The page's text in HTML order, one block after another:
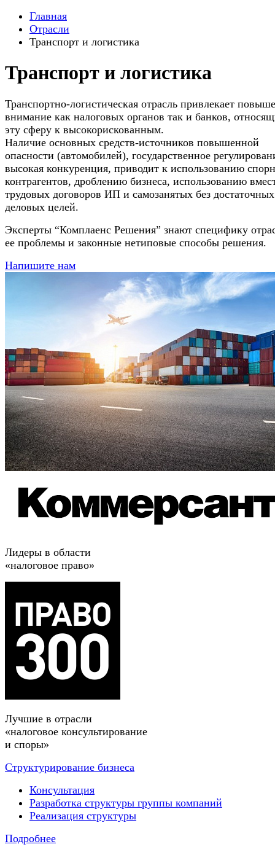
Главная
Отрасли
Транспорт и логистика
Транспорт и логистика
Транспортно-логистическая отрасль привлекает
внимание как налоговых органов так и банков,
эту сферу к высокорискованным.
Наличие основных средств-источников повышенной
опасности (автомобилей), государственное
высокая конкуренция, приводит к использованию
контрагентов, дроблению бизнеса, использованию
трудовых договоров ИП и самозанятых без достаточных
деловых целей.
Эксперты “Комплаенс Решения” знают специфику
ее проблемы и законные нетиповые способы решения.
Напишите нам
Лидеры в области
«налоговое право»
Лучшие в отрасли
«налоговое консультирование
и споры»
Структурирование бизнеса
Консультация
Разработка структуры группы компаний
Реализация структуры
Подробнее